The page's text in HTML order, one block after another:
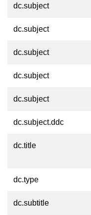
dc.subject
dc.subject
dc.subject
dc.subject
dc.subject
dc.subject.ddc
dc.title
dc.type
dc.subtitle